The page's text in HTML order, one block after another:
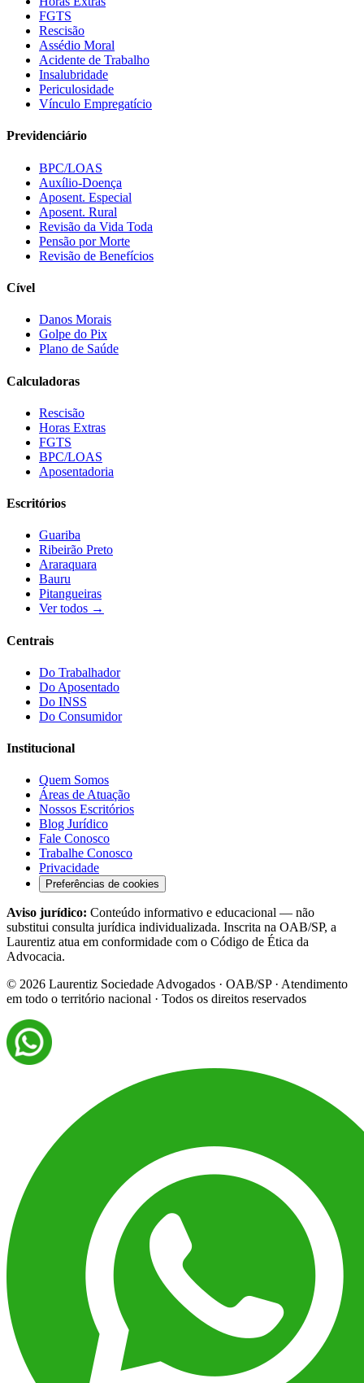
FGTS
Rescisão
Assédio Moral
Acidente de Trabalho
Insalubridade
Periculosidade
Vínculo Empregatício
Previdenciário
BPC/LOAS
Auxílio-Doença
Aposent. Especial
Aposent. Rural
Revisão da Vida Toda
Pensão por Morte
Revisão de Benefícios
Cível
Danos Morais
Golpe do Pix
Plano de Saúde
Calculadoras
Rescisão
Horas Extras
FGTS
BPC/LOAS
Aposentadoria
Escritórios
Guariba
Ribeirão Preto
Araraquara
Bauru
Pitangueiras
Ver todos →
Centrais
Do Trabalhador
Do Aposentado
Do INSS
Do Consumidor
Institucional
Quem Somos
Áreas de Atuação
Nossos Escritórios
Blog Jurídico
Fale Conosco
Trabalhe Conosco
Privacidade
Preferências de cookies
Aviso jurídico: Conteúdo informativo e educacional — não
substitui consulta jurídica individualizada. Inscrita na OAB/SP, a
Laurentiz atua em conformidade com o Código de Ética da
Advocacia.
© 2026 Laurentiz Sociedade Advogados · OAB/SP · Atendimento
em todo o território nacional · Todos os direitos reservados